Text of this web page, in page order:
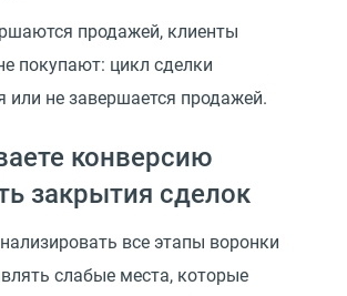
продажей, клиенты
покупают: цикл сделки
или не завершается продажей.
конверсию
закрытия сделок
все этапы воронки
слабые места, которые